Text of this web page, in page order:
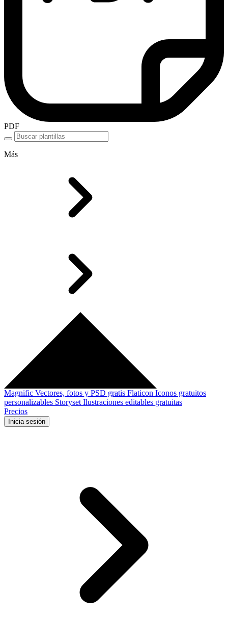
PDF
Más
Magnific Vectores, fotos y PSD gratis Flaticon Iconos gratuitos
personalizables Storyset Ilustraciones editables gratuitas
Precios
Inicia sesión